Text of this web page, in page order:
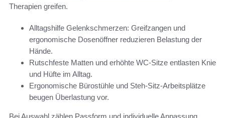
Therapien greifen.
Alltagshilfe Gelenkschmerzen: Greifzangen und
ergonomische Dosenöffner reduzieren Belastung der
Hände.
Rutschfeste Matten und erhöhte WC-Sitze entlasten Knie
und Hüfte im Alltag.
Ergonomische Bürostühle und Steh-Sitz-Arbeitsplätze
beugen Überlastung vor.
Bei Auswahl zählen Passform und individuelle Anpassung